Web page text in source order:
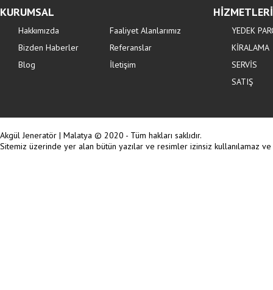
KURUMSAL
Hakkımızda
Faaliyet Alanlarımız
Bizden Haberler
Referanslar
Blog
İletişim
YEDEK
KİRALAMA
SERVİS
SATIŞ
Akgül Jeneratör | Malatya © 2020 - Tüm hakları saklıdır.
Sitemiz üzerinde yer alan bütün yazılar ve resimler izinsiz kullanılamaz